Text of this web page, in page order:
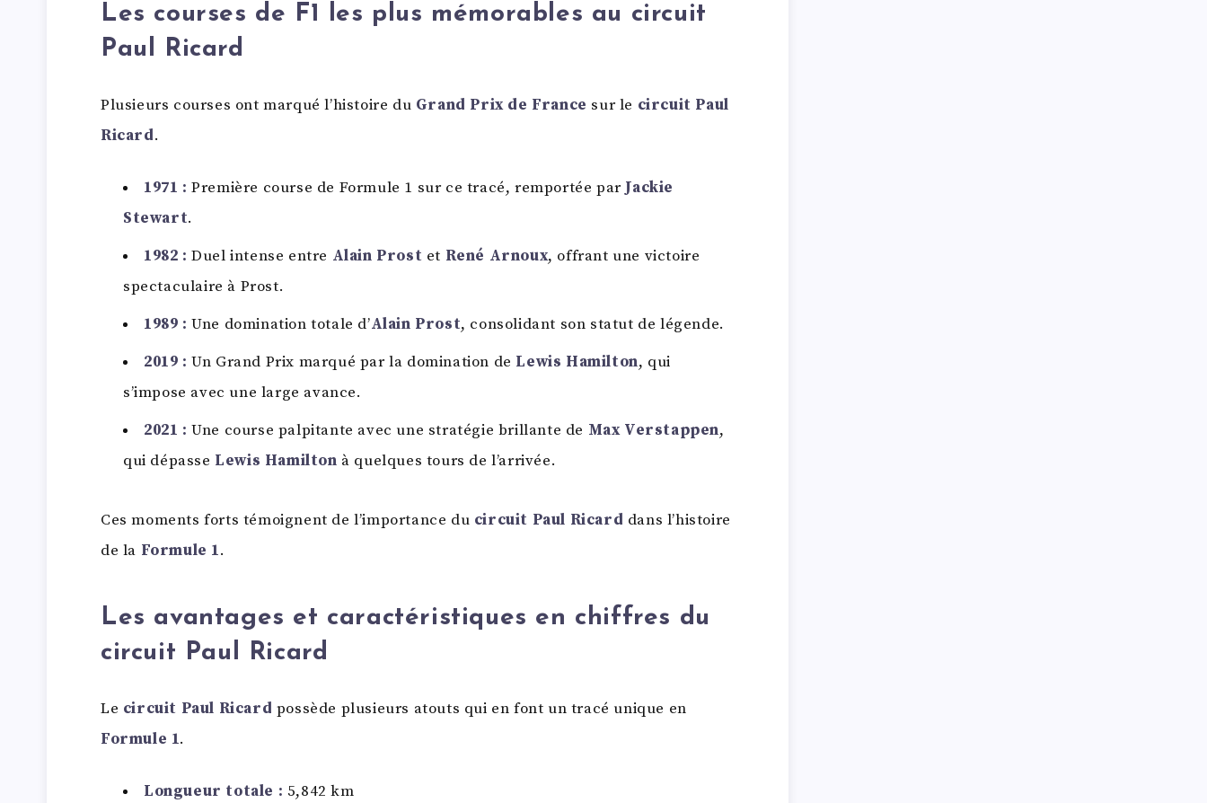
Les courses de F1 les plus mémorables au circuit
Paul Ricard
Plusieurs courses ont marqué l’histoire du Grand Prix de France sur le circuit Paul
Ricard.
1971 : Première course de Formule 1 sur ce tracé, remportée parJackie
Stewart.
1982 : Duel intense entre Alain Prost et René Arnoux, offrant une victoire
spectaculaire à Prost.
1989 : Une domination totale d’Alain Prost, consolidant son statut de légende.
2019 : Un Grand Prix marqué par la domination de Lewis Hamilton, qui
s’impose avec une large avance.
2021 : Une course palpitante avec une stratégie brillante de Max Verstappen,
qui dépasse Lewis Hamilton à quelques tours de l’arrivée.
Ces moments forts témoignent de l’importance du circuit Paul Ricard dans l’histoire
de la Formule 1.
Les avantages et caractéristiques en chiffres du
circuit Paul Ricard
Le circuit Paul Ricard possède plusieurs atouts qui en font un tracé unique en
Formule 1.
Longueur totale : 5,842 km